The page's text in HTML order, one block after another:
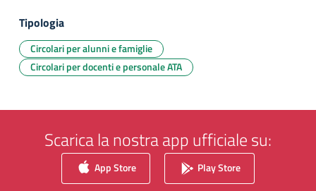
Tipologia
Circolari per alunni e famiglie
Circolari per docenti e personale ATA
Scarica la nostra app ufficiale su:
App Store Play Store